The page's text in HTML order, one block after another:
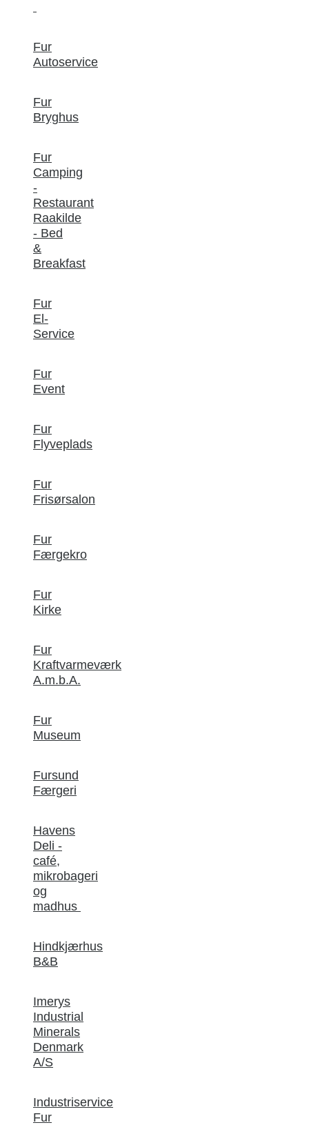
Fur
Autoservice
Fur
Bryghus
Fur
Camping
-
Restaurant
Raakilde
- Bed
&
Breakfast
Fur
El-
Service
Fur
Event
Fur
Flyveplads
Fur
Frisørsalon
Fur
Færgekro
Fur
Kirke
Fur
Kraftvarmeværk
A.m.b.A.
Fur
Museum
Fursund
Færgeri
Havens
Deli -
café,
mikrobageri
og
madhus
Hindkjærhus
B&B
Imerys
Industrial
Minerals
Denmark
A/S
Industriservice
Fur